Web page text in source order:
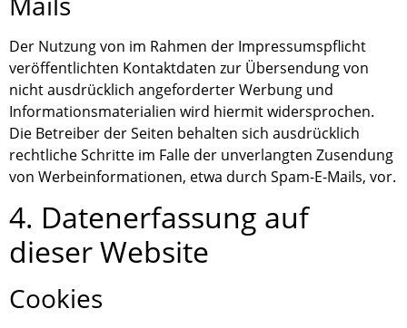
Der Nutzung von im Rahmen der Impressumspflicht
veröffentlichten Kontaktdaten zur Übersendung von
nicht ausdrücklich angeforderter Werbung und
Informationsmaterialien wird hiermit widersprochen.
Die Betreiber der Seiten behalten sich ausdrücklich
rechtliche Schritte im Falle der unverlangten Zusendung
von Werbeinformationen, etwa durch Spam-E-Mails, vor.
4. Datenerfassung auf
dieser Website
Cookies